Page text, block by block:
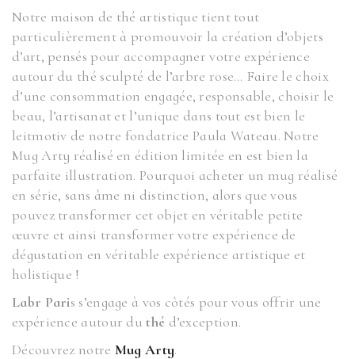
Notre maison de thé artistique tient tout
particulièrement à promouvoir la création d’objets
d’art, pensés pour accompagner votre expérience
autour du thé sculpté de l’arbre rose… Faire le choix
d’une consommation engagée, responsable, choisir le
beau, l’artisanat et l’unique dans tout est bien le
leitmotiv de notre fondatrice Paula Wateau. Notre
Mug Arty réalisé en édition limitée en est bien la
parfaite illustration. Pourquoi acheter un mug réalisé
en série, sans âme ni distinction, alors que vous
pouvez transformer cet objet en véritable petite
œuvre et ainsi transformer votre expérience de
dégustation en véritable expérience artistique et
holistique !
Labr Paris s’engage à vos côtés pour vous offrir une
expérience autour du thé d’exception.
Découvrez notre Mug Arty.